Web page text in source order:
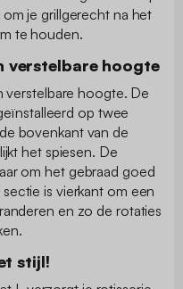
je grillgerecht na het
te houden.
verstelbare hoogte
verstelbare hoogte. De
op twee
bovenkant van de
het spiesen. De
om het gebraad goed
is vierkant om een
en zo de rotaties
stijl!